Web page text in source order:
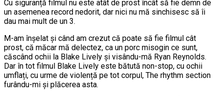
Cu siguranță filmul nu este atât de prost încât să fie demn de
un asemenea record nedorit, dar nici nu mă sinchisesc să îi
dau mai mult de un 3.
M-am înșelat și când am crezut că poate să fie filmul cât
prost, că măcar mă delectez, ca un porc misogin ce sunt,
căscând ochii la Blake Lively și visându-mă Ryan Reynolds.
Dar în tot filmul Blake Lively este bătută non-stop, cu ochii
umflați, cu urme de violență pe tot corpul, The rhythm section
furându-mi și plăcerea asta.